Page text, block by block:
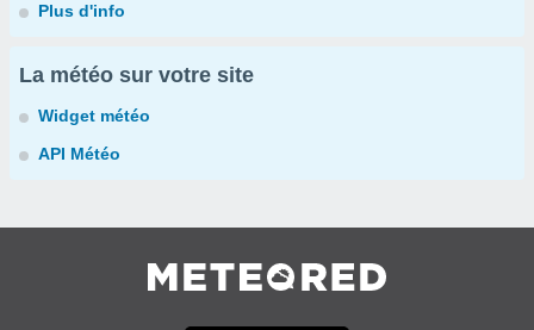
Plus d'info
La météo sur votre site
Widget météo
API Météo